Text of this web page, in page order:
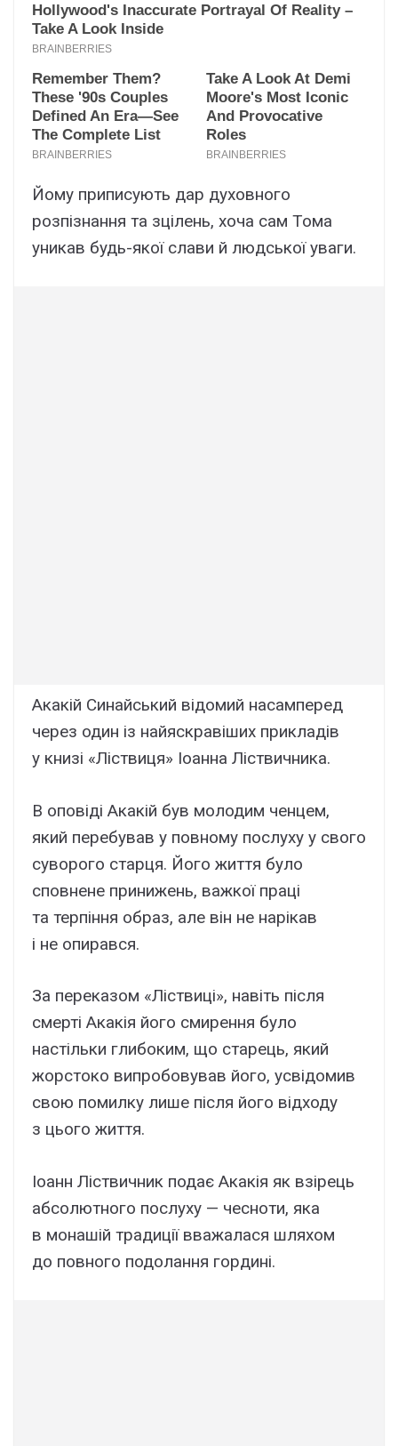
Йому приписують дар духовного
розпізнання та зцілень, хоча сам Тома
уникав будь-якої слави й людської уваги.
Акакій Синайський відомий насамперед
через один із найяскравіших прикладів
у книзі «Ліствиця» Іоанна Ліствичника.
В оповіді Акакій був молодим ченцем,
який перебував у повному послуху у свого
суворого старця. Його життя було
сповнене принижень, важкої праці
та терпіння образ, але він не нарікав
і не опирався.
За переказом «Ліствиці», навіть після
смерті Акакія його смирення було
настільки глибоким, що старець, який
жорстоко випробовував його, усвідомив
свою помилку лише після його відходу
з цього життя.
Іоанн Ліствичник подає Акакія як взірець
абсолютного послуху — чесноти, яка
в монашій традиції вважалася шляхом
до повного подолання гордині.